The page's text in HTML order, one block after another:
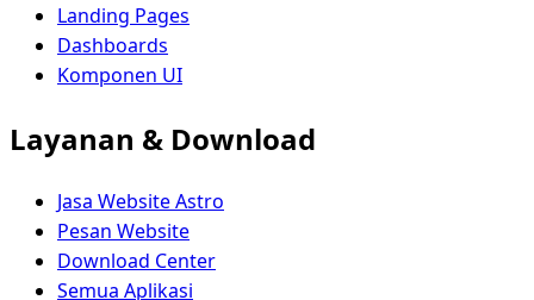
Landing Pages
Dashboards
Komponen UI
Layanan & Download
Jasa Website Astro
Pesan Website
Download Center
Semua Aplikasi